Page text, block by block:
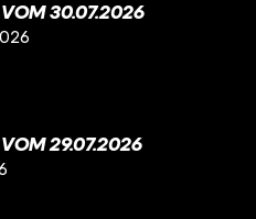
30.07.2026
29.07.2026